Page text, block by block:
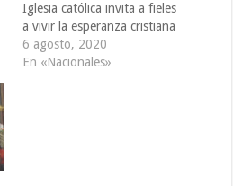
Iglesia católica invita a fieles
a vivir la esperanza cristiana
6 agosto, 2020
En «Nacionales»